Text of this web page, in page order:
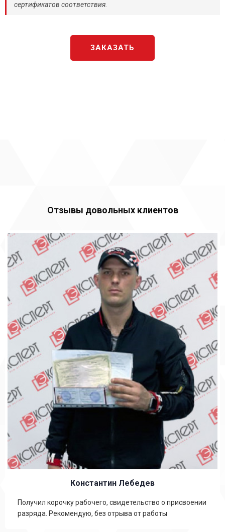
сертификатов соответствия.
ЗАКАЗАТЬ
Отзывы довольных клиентов
Константин Лебедев
Получил корочку рабочего, свидетельство о присвоении
разряда. Рекомендую, без отрыва от работы